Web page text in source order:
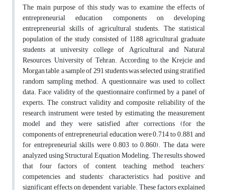
The main purpose of this study was to examine the effects of
entrepreneurial education components on developing
entrepreneurial skills of agricultural students. The statistical
population of the study consisted of 1188 agricultural graduate
students at university college of Agricultural and Natural
Resources, University of Tehran. According to the Krejcie and
Morgan table, a sample of 291 students was selected using stratified
random sampling method. A questionnaire was used to collect
data. Face validity of the questionnaire confirmed by a panel of
experts. The construct validity and composite reliability of the
research instrument were tested by estimating the measurement
model and they were satisfied after corrections (for the
components of entrepreneurial education were 0.714 to 0.881 and
for entrepreneurial skills were 0.803 to 0.860). The data were
analyzed using Structural Equation Modeling. The results showed
that four factors of content, teaching method, teachers’
competencies and students’ characteristics had positive and